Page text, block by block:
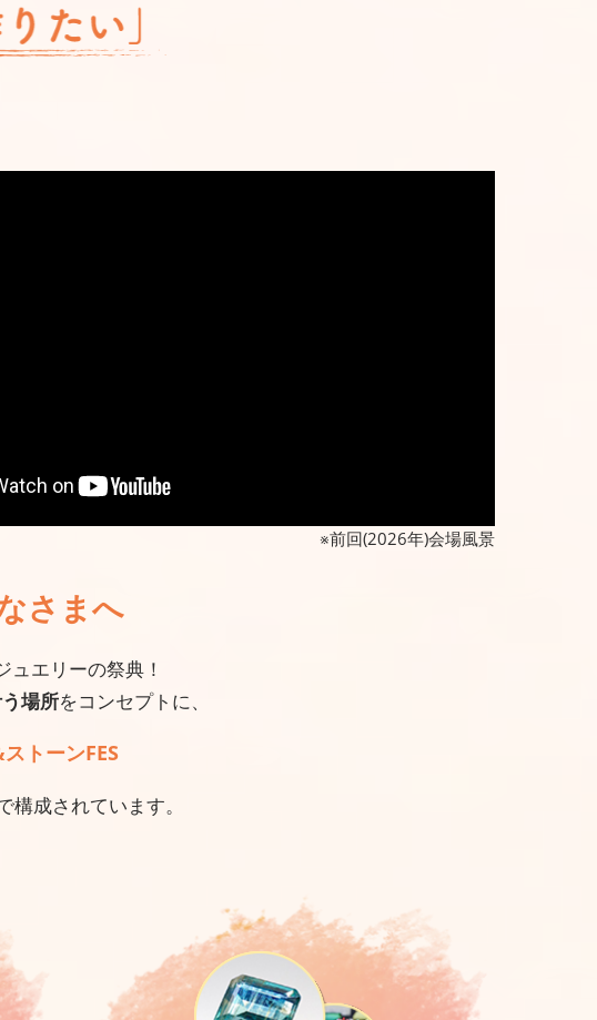
※前回(2026年)会場風景
さまへ
エリーの祭典！
場所をコンセプトに、
トーンFES
構成されています。